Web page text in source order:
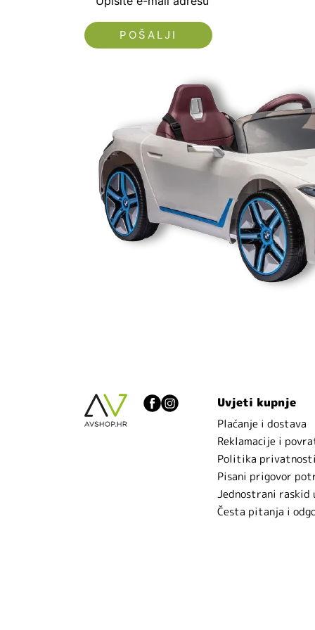
Uvjeti kupnje
Plaćanje i dostava
Reklamacije i
Politika privatnosti
Pisani prigovor
Jednostrani raskid
Česta pitanja i